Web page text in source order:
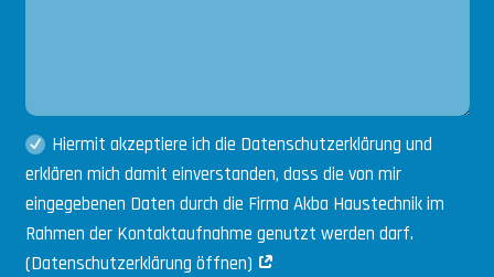
Hiermit akzeptiere ich die Datenschutzerklärung und
erklären mich damit einverstanden, dass die von mir
eingegebenen Daten durch die Firma Akba Haustechnik im
Rahmen der Kontaktaufnahme genutzt werden darf.
(Datenschutzerklärung öffnen)